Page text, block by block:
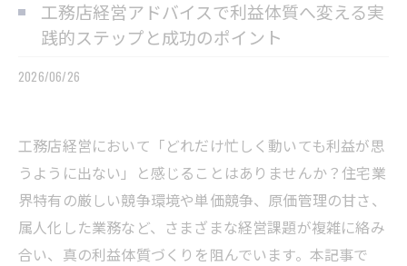
工務店経営アドバイスで利益体質へ変える実
践的ステップと成功のポイント
2026/06/26
工務店経営において「どれだけ忙しく動いても利益が思
うように出ない」と感じることはありませんか？住宅業
界特有の厳しい競争環境や単価競争、原価管理の甘さ、
属人化した業務など、さまざまな経営課題が複雑に絡み
合い、真の利益体質づくりを阻んでいます。本記事で